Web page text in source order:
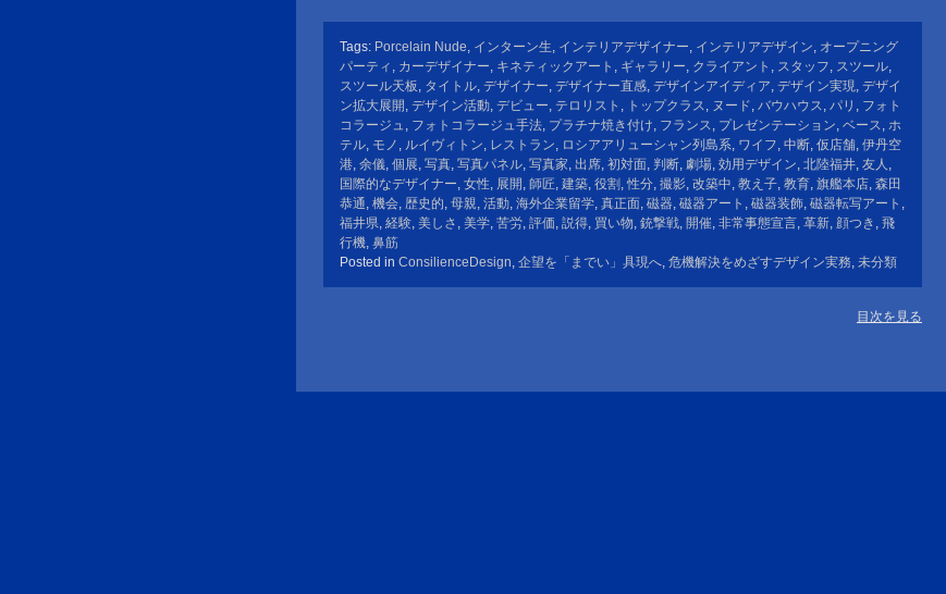
Tags: Porcelain Nude, インターン生, インテリアデザイナー, インテリアデザイン, オープニング
パーティ , カーデザイナー, キネティックアート , ギャラリー, クライアント , スタッフ, スツール,
スツール天板, タイトル, デザイナー, デザイナー直感, デザインアイディア, デザイン実現, デザイ
ン拡大展開 , デザイン活動, デビュー, テロリスト , トップクラス, ヌード, バウハウス, パリ , フォト
コラージュ, フォトコラージュ手法, プラチナ焼き付け, フランス, プレゼンテーション, ベース, ホ
テル, モノ , ルイヴィトン, レストラン, ロシアアリューシャン列島系, ワイフ, 中断, 仮店舗, 伊丹空
港, 余儀, 個展, 写真, 写真パネル, 写真家, 出席, 初対面, 判断, 劇場, 効用デザイン, 北陸福井, 友人 ,
国際的なデザイナー, 女性, 展開 , 師匠, 建築, 役割 ,性分, 撮影, 改築中, 教え子, 教育, 旗艦本店, 森田
恭通, 機会, 歴史的, 母親, 活動, 海外企業留学, 真正面, 磁器, 磁器アート , 磁器装飾, 磁器転写アート ,
福井県, 経験, 美しさ , 美学, 苦労, 評価, 説得, 買い物, 銃撃戦, 開催, 非常事態宣言, 革新, 顔つき , 飛
行機, 鼻筋
Posted in ConsilienceDesign, 企望を「までい」具現へ, 危機解決をめざすデザイン実務, 未分類
目次を見る